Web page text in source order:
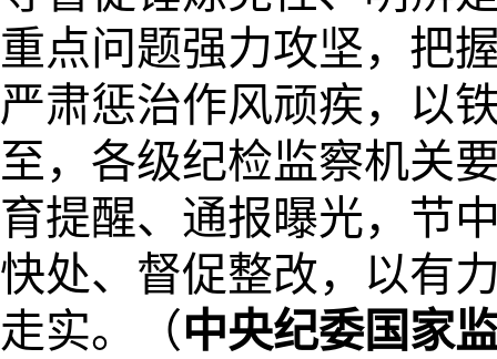
重点问题强力攻坚，把
严肃惩治作风顽疾，以
至，各级纪检监察机关
育提醒、通报曝光，节
快处、督促整改，以有
走实。（中央纪委国家